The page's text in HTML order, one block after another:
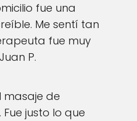
fue una
Me sentí tan
fue muy
P.
masaje de
justo lo que